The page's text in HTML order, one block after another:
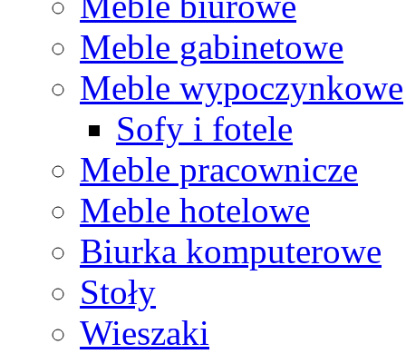
Meble gabinetowe
Meble wypoczynkowe
Sofy i fotele
Meble pracownicze
Meble hotelowe
Biurka komputerowe
Stoły
Wieszaki